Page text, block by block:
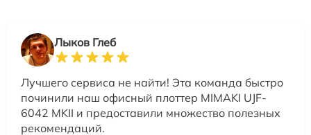
Лыков Глеб
Лучшего сервиса не найти! Эта команда быстро
починили наш офисный плоттер MIMAKI UJF-
6042 MKII и предоставили множество полезных
рекомендаций.